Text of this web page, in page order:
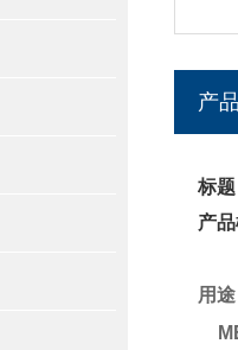
产
标
产
用途